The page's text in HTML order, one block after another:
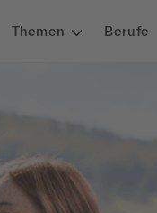
Themen Berufe